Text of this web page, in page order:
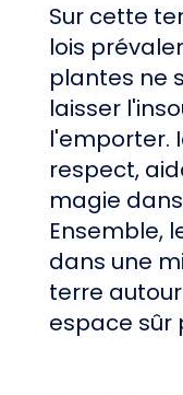
Sur cette
lois
plantes ne
laisser
l'emporter.
respect,
magie
Ensemble,
dans une
terre
espace sûr